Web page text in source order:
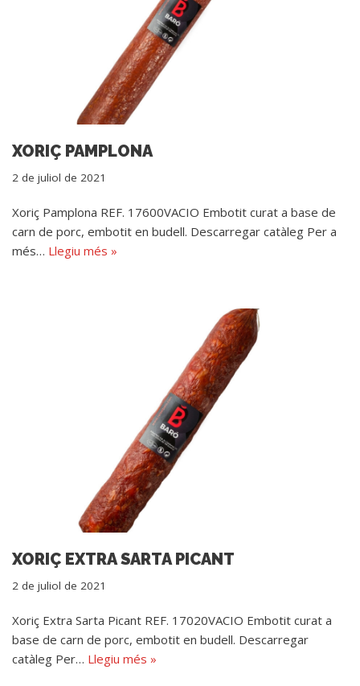
XORIÇ PAMPLONA
2 de juliol de 2021
Xoriç Pamplona REF. 17600VACIO Embotit curat a base de
carn de porc, embotit en budell. Descarregar catàleg Per a
més… Llegiu més »
XORIÇ EXTRA SARTA PICANT
2 de juliol de 2021
Xoriç Extra Sarta Picant REF. 17020VACIO Embotit curat a
base de carn de porc, embotit en budell. Descarregar
catàleg Per… Llegiu més »